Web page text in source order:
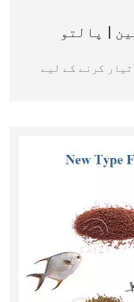
| پالتو
کرنے کے لیے